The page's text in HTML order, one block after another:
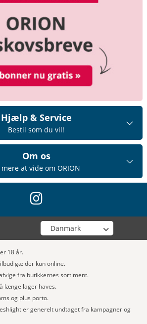
Hjælp & Service
Bestil som du vil!
Om os
mere at vide om ORION
instagram
Vælg din butik
18 år.
gælder kun online.
fra butikkernes sortiment.
længe lager haves.
og plus porto.
er generelt undtaget fra kampagner og